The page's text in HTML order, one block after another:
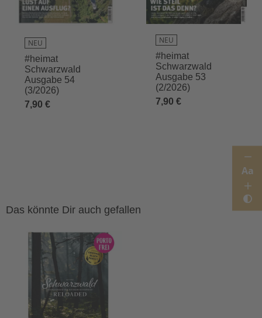
Aa
NEU
#heimat
Schwarzwald
Ausgabe 54
(3/2026)
7,90 €
NEU
#heimat
Schwarzwald
Ausgabe 53
(2/2026)
7,90 €
Das könnte Dir auch gefallen